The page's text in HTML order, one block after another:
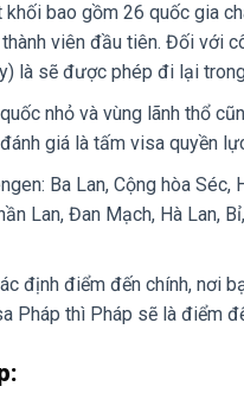
bao gồm 26 quốc gia
viên đầu tiên. Đối với
là sẽ được phép đi lại
nhỏ và vùng lãnh thổ
giá là tấm visa quyền
Ba Lan, Cộng hòa
Lan, Đan Mạch, Hà Lan,
định điểm đến chính, nơi
Pháp thì Pháp sẽ là điểm